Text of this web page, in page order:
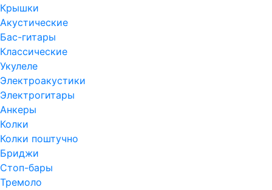
Крышки
Акустические
Бас-гитары
Классические
Укулеле
Электроакустики
Электрогитары
Анкеры
Колки
Колки поштучно
Бриджи
Стоп-бары
Тремоло